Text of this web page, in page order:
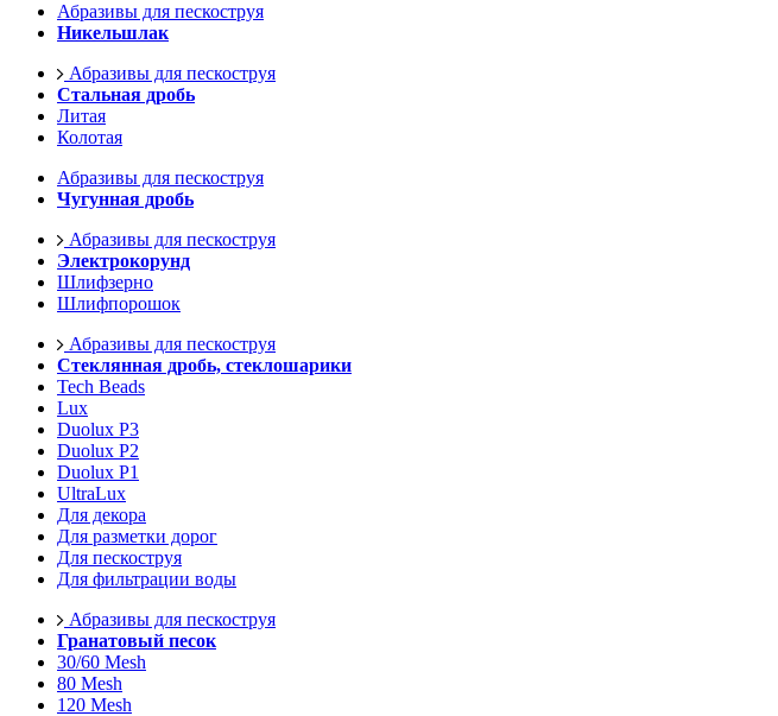
Абразивы для пескоструя
Никельшлак
Абразивы для пескоструя
Стальная дробь
Литая
Колотая
Абразивы для пескоструя
Чугунная дробь
Абразивы для пескоструя
Электрокорунд
Шлифзерно
Шлифпорошок
Абразивы для пескоструя
Стеклянная дробь, стеклошарики
Tech Beads
Lux
Duolux P3
Duolux P2
Duolux P1
UltraLux
Для декора
Для разметки дорог
Для пескоструя
Для фильтрации воды
Абразивы для пескоструя
Гранатовый песок
30/60 Mesh
80 Mesh
120 Mesh